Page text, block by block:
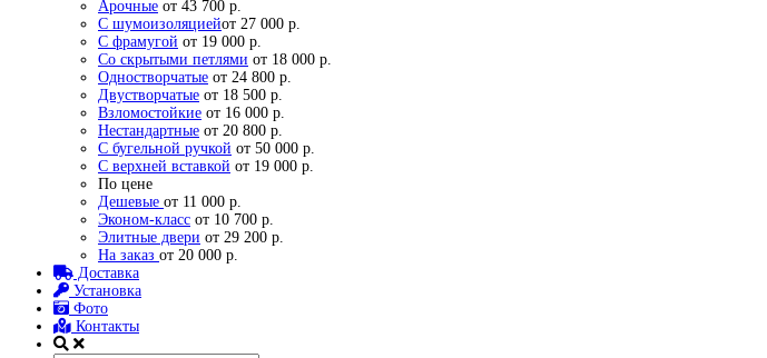
Арочные от 43 700 р.
С шумоизоляциейот 27 000 р.
С фрамугой от 19 000 р.
Со скрытыми петлями от 18 000 р.
Одностворчатые от 24 800 р.
Двустворчатые от 18 500 р.
Взломостойкие от 16 000 р.
Нестандартные от 20 800 р.
С бугельной ручкой от 50 000 р.
С верхней вставкой от 19 000 р.
По цене
Дешевые от 11 000 р.
Эконом-класс от 10 700 р.
Элитные двери от 29 200 р.
На заказ от 20 000 р.
Доставка
Установка
Фото
Контакты